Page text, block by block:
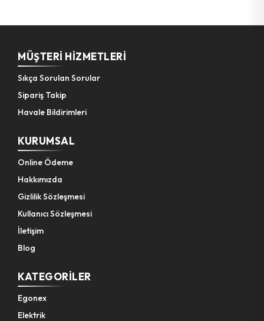
MÜŞTERI HIZMETLERI
Sıkça Sorulan Sorular
Sipariş Takip
Havale Bildirimleri
KURUMSAL
Online Ödeme
Hakkımızda
Gizlilik Sözleşmesi
Kullanıcı Sözleşmesi
İletişim
Blog
KATEGORILER
Egonex
Elektrik